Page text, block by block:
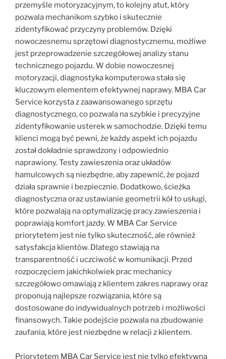
przemyśle motoryzacyjnym, to kolejny atut, który
pozwala mechanikom szybko i skutecznie
zidentyfikować przyczyny problemów. Dzięki
nowoczesnemu sprzętowi diagnostycznemu, możliwe
jest przeprowadzenie szczegółowej analizy stanu
technicznego pojazdu. W dobie nowoczesnej
motoryzacji, diagnostyka komputerowa stała się
kluczowym elementem efektywnej naprawy. MBA Car
Service korzysta z zaawansowanego sprzętu
diagnostycznego, co pozwala na szybkie i precyzyjne
zidentyfikowanie usterek w samochodzie. Dzięki temu
klienci mogą być pewni, że każdy aspekt ich pojazdu
został dokładnie sprawdzony i odpowiednio
naprawiony. Testy zawieszenia oraz układów
hamulcowych są niezbędne, aby zapewnić, że pojazd
działa sprawnie i bezpiecznie. Dodatkowo, ścieżka
diagnostyczna oraz ustawianie geometrii kół to usługi,
które pozwalają na optymalizację pracy zawieszenia i
poprawiają komfort jazdy. W MBA Car Service
priorytetem jest nie tylko skuteczność, ale również
satysfakcja klientów. Dlatego stawiają na
transparentność i uczciwość w komunikacji. Przed
rozpoczęciem jakichkolwiek prac mechanicy
szczegółowo omawiają z klientem zakres naprawy oraz
proponują najlepsze rozwiązania, które są
dostosowane do indywidualnych potrzeb i możliwości
finansowych. Takie podejście pozwala na zbudowanie
zaufania, które jest niezbędne w relacji z klientem.
Priorytetem MBA Car Service jest nie tylko efektywna